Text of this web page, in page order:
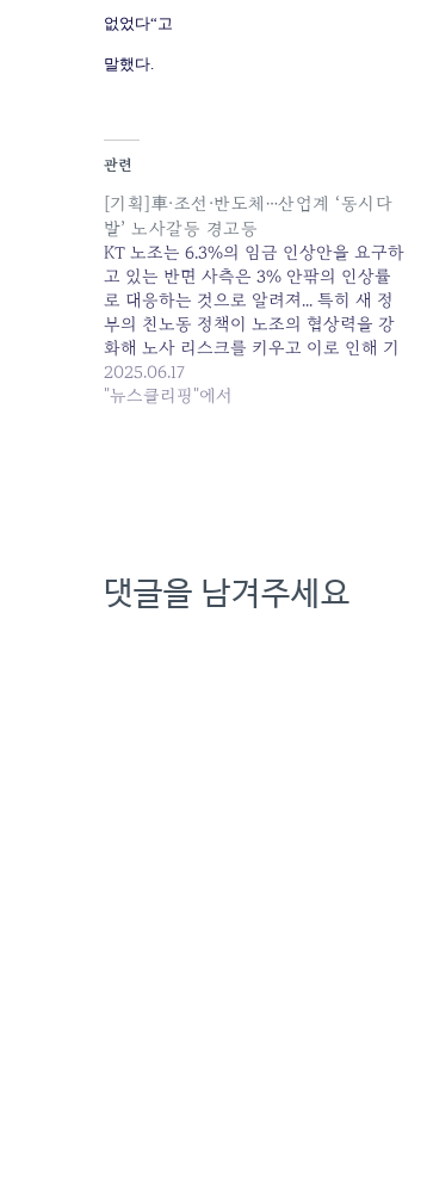
없었다“고
말했다
관련
[기획]車·조선·반도체…산업계 ‘동시다
발’ 노사갈등 경고등
KT 노조는 6.3%의 임금 인상안을 요구하
고 있는 반면 사측은 3% 안팎의 인상률
로 대응하는 것으로 알려져... 특히 새 정
부의 친노동 정책이 노조의 협상력을 강
화해 노사 리스크를 키우고 이로 인해 기
업들은 글로벌... 원본 기사: [기획]車·조선
·반도체...산업계 '동시다발' 노사갈등 경
2025.06.17
"뉴스클리핑"에서
댓글을 남겨주세요